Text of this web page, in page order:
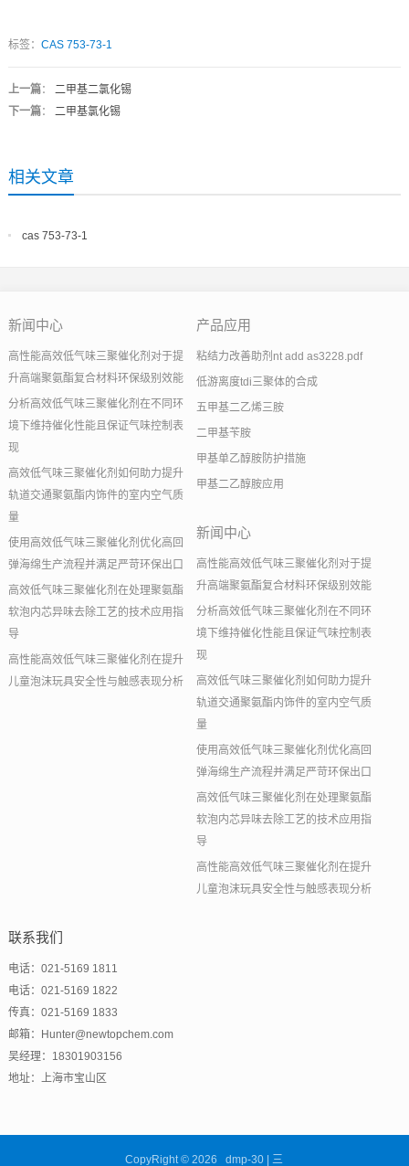
标签： CAS 753-73-1
上一篇： 二甲基二氯化锡
下一篇： 二甲基氯化锡
相关文章
cas 753-73-1
新闻中心
高性能高效低气味三聚催化剂对于提
升高端聚氨酯复合材料环保级别效能
分析高效低气味三聚催化剂在不同环
境下维持催化性能且保证气味控制表
现
高效低气味三聚催化剂如何助力提升
轨道交通聚氨酯内饰件的室内空气质
量
使用高效低气味三聚催化剂优化高回
弹海绵生产流程并满足严苛环保出口
高效低气味三聚催化剂在处理聚氨酯
软泡内芯异味去除工艺的技术应用指
导
高性能高效低气味三聚催化剂在提升
儿童泡沫玩具安全性与触感表现分析
产品应用
粘结力改善助剂nt add as3228.pdf
低游离度tdi三聚体的合成
五甲基二乙烯三胺
二甲基苄胺
甲基单乙醇胺防护措施
甲基二乙醇胺应用
新闻中心
高性能高效低气味三聚催化剂对于提
升高端聚氨酯复合材料环保级别效能
分析高效低气味三聚催化剂在不同环
境下维持催化性能且保证气味控制表
现
高效低气味三聚催化剂如何助力提升
轨道交通聚氨酯内饰件的室内空气质
量
使用高效低气味三聚催化剂优化高回
弹海绵生产流程并满足严苛环保出口
高效低气味三聚催化剂在处理聚氨酯
软泡内芯异味去除工艺的技术应用指
导
高性能高效低气味三聚催化剂在提升
儿童泡沫玩具安全性与触感表现分析
联系我们
电话：021-5169 1811
电话：021-5169 1822
传真：021-5169 1833
邮箱：Hunter@newtopchem.com
吴经理：18301903156
地址：上海市宝山区
CopyRight © 2026 dmp-30 | 三